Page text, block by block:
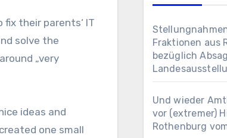
solve the
„very
ideas and
one small
Fraktionen aus
bezüglich
Und wieder
vor (extremer)
Rothenburg